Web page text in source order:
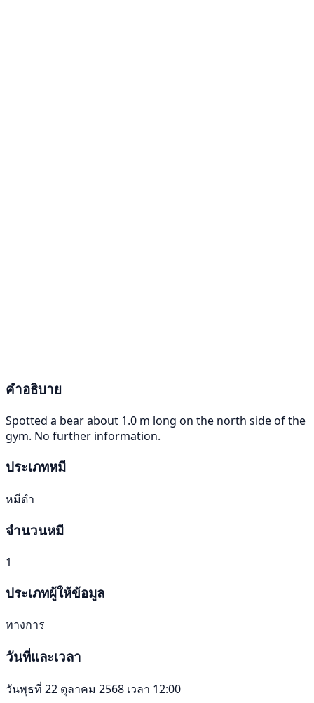
คำอธิบาย
Spotted a bear about 1.0 m long on the north side of the
gym. No further information.
ประเภทหมี
หมีดำ
จำนวนหมี
1
ประเภทผู้ให้ข้อมูล
ทางการ
วันที่และเวลา
วันพุธที่ 22 ตุลาคม 2568 เวลา 12:00